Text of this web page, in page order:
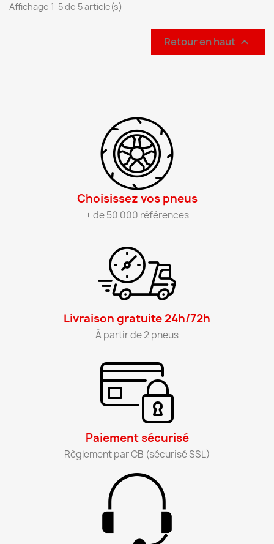
Affichage 1-5 de 5 article(s)
Retour en haut 
Choisissez vos pneus​
+ de 50 000 références
Livraison gratuite 24h/72h​
À partir de 2 pneus​
Paiement sécurisé​
Règlement par CB (sécurisé SSL)​